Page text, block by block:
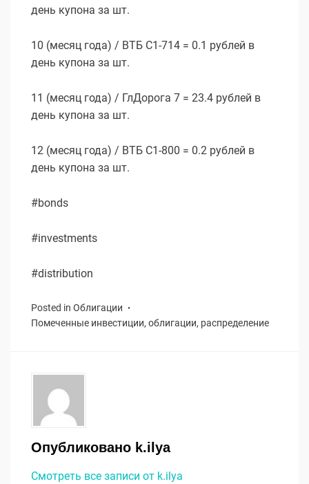
день купона за шт.
10 (месяц года) / ВТБ С1-714 = 0.1 рублей в
день купона за шт.
11 (месяц года) / ГлДорога 7 = 23.4 рублей в
день купона за шт.
12 (месяц года) / ВТБ С1-800 = 0.2 рублей в
день купона за шт.
#bonds
#investments
#distribution
Posted in Облигации
Помеченные инвестиции, облигации, распределение
Опубликовано k.ilya
Смотреть все записи от k.ilya